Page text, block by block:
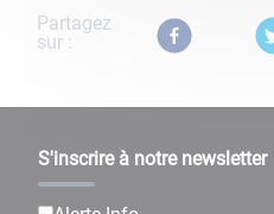
Partagez
sur :
S'inscrire à notre newsletter